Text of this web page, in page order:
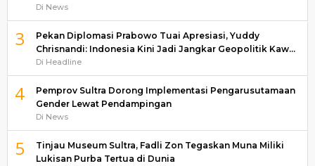
Di News
3
Pekan Diplomasi Prabowo Tuai Apresiasi, Yuddy
Chrisnandi: Indonesia Kini Jadi Jangkar Geopolitik Kaw…
Di Headline
4
Pemprov Sultra Dorong Implementasi Pengarusutamaan
Gender Lewat Pendampingan
Di News
5
Tinjau Museum Sultra, Fadli Zon Tegaskan Muna Miliki
Lukisan Purba Tertua di Dunia